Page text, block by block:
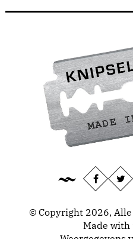
© Copyright 2026,
Made with